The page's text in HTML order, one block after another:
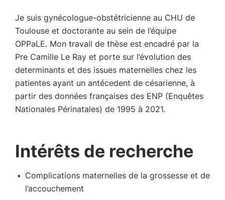
Je suis gynécologue-obstétricienne au CHU de
Toulouse et doctorante au sein de l’équipe
OPPaLE. Mon travail de thèse est encadré par la
Pre Camille Le Ray et porte sur l’évolution des
determinants et des issues maternelles chez les
patientes ayant un antécedent de césarienne, à
partir des données françaises des ENP (Enquêtes
Nationales Périnatales) de 1995 à 2021.
Intérêts de recherche
Complications maternelles de la grossesse et de
l’accouchement